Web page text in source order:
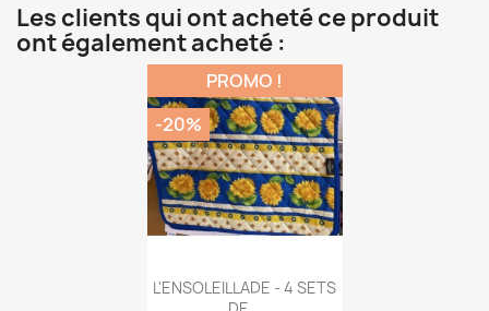
Les clients qui ont acheté ce produit
ont également acheté :
Aperçu rapide
L'ENSOLEILLADE - 4 SETS
PROMO !
-20%